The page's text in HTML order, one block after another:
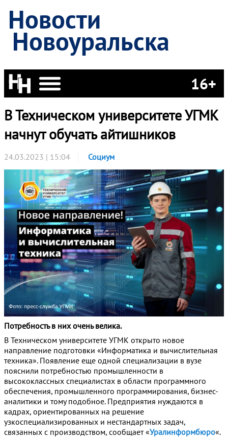
Новости
Новоуральска
16+
В Техническом университете УГМК
начнут обучать айтишников
24.03.2023 | 15:04 Социум
Потребность в них очень велика.
В Техническом университете УГМК открыто новое
направление подготовки «Информатика и вычислительная
техника». Появление еще одной специализации в вузе
пояснили потребностью промышленности в
высококлассных специалистах в области программного
обеспечения, промышленного программирования, бизнес-
аналитики и тому подобное. Предприятия нуждаются в
кадрах, ориентированных на решение
узкоспециализированных и нестандартных задач,
связанных с производством, сообщает «Уралинформбюро«.